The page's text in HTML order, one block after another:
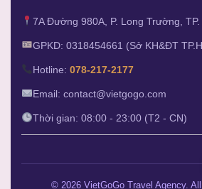
7A Đường 980A, P. Long Trường, TP.
GPKD: 0318454661 (Sở KH&ĐT
Hotline: 078-217-2177
Email: contact@vietgogo.com
Thời gian: 08:00 - 23:00 (T2 - CN)
© 2026 VietGoGo Travel Agency.